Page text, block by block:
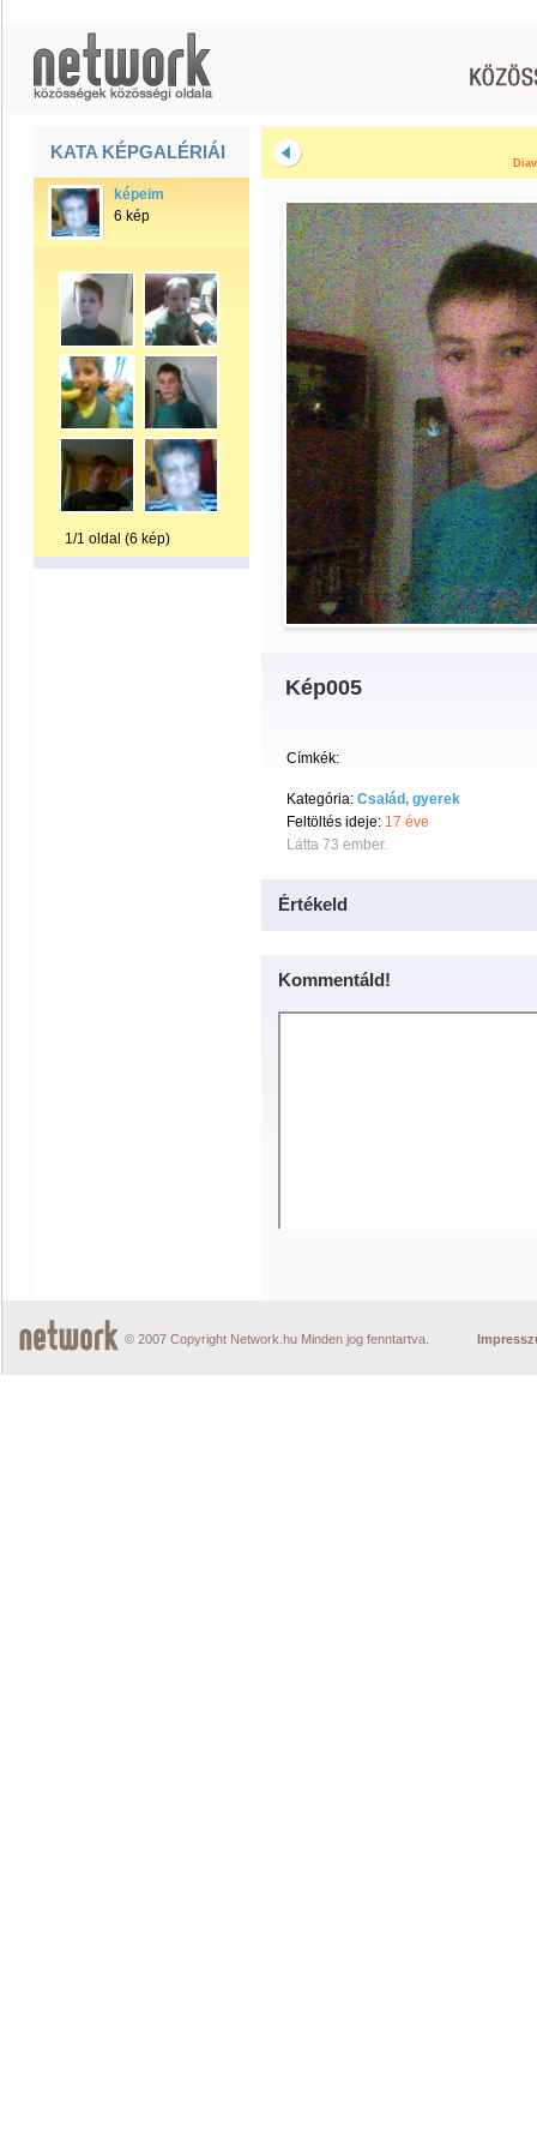
KATA KÉPGALÉRIÁI
képeim
6 kép
1/1 oldal (6 kép)
Kép005
Címkék:
Kategória: Család, gyerek
Feltöltés ideje: 17 éve
Látta 73 ember.
Értékeld
Kommentáld!
© 2007 Copyright Network.hu Minden jog fenntartva.